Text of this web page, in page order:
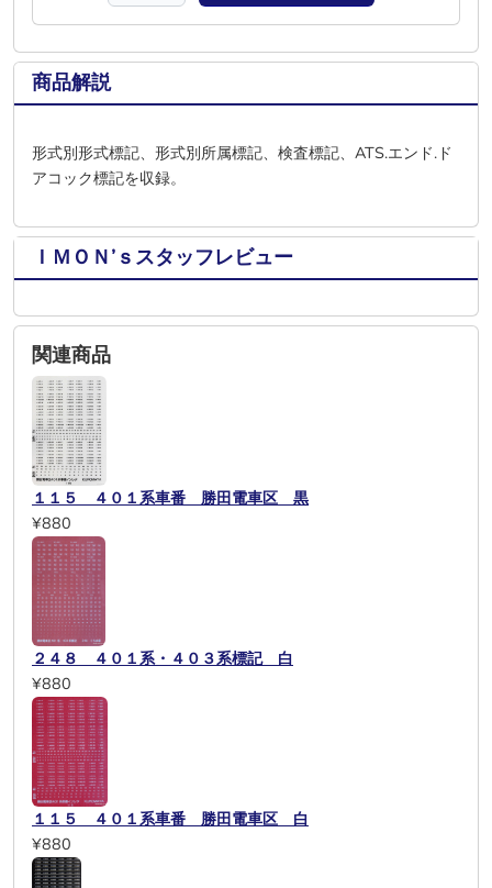
商品解説
形式別形式標記、形式別所属標記、検査標記、ATS.エンド.ド
アコック標記を収録。
ＩＭＯＮ’ｓスタッフレビュー
関連商品
１１５ ４０１系車番 勝田電車区 黒
¥880
２４８ ４０１系・４０３系標記 白
¥880
１１５ ４０１系車番 勝田電車区 白
¥880